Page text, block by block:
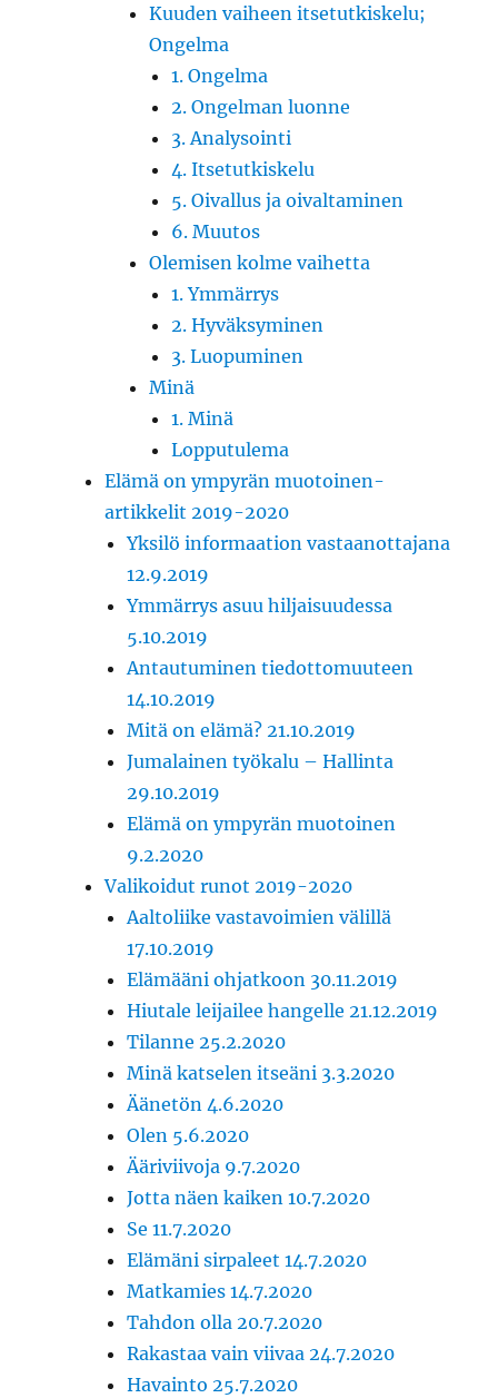
Kuuden vaiheen itsetutkiskelu;
Ongelma
1. Ongelma
2. Ongelman luonne
3. Analysointi
4. Itsetutkiskelu
5. Oivallus ja oivaltaminen
6. Muutos
Olemisen kolme vaihetta
1. Ymmärrys
2. Hyväksyminen
3. Luopuminen
Minä
1. Minä
Lopputulema
Elämä on ympyrän muotoinen-
artikkelit 2019-2020
Yksilö informaation vastaanottajana
12.9.2019
Ymmärrys asuu hiljaisuudessa
5.10.2019
Antautuminen tiedottomuuteen
14.10.2019
Mitä on elämä? 21.10.2019
Jumalainen työkalu – Hallinta
29.10.2019
Elämä on ympyrän muotoinen
9.2.2020
Valikoidut runot 2019-2020
Aaltoliike vastavoimien välillä
17.10.2019
Elämääni ohjatkoon 30.11.2019
Hiutale leijailee hangelle 21.12.2019
Tilanne 25.2.2020
Minä katselen itseäni 3.3.2020
Äänetön 4.6.2020
Olen 5.6.2020
Ääriviivoja 9.7.2020
Jotta näen kaiken 10.7.2020
Se 11.7.2020
Elämäni sirpaleet 14.7.2020
Matkamies 14.7.2020
Tahdon olla 20.7.2020
Rakastaa vain viivaa 24.7.2020
Havainto 25.7.2020